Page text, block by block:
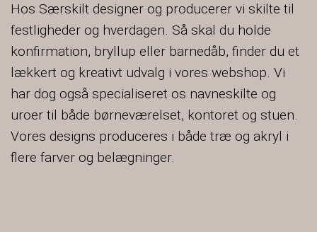
Hos Særskilt designer og producerer vi skilte til
festligheder og hverdagen. Så skal du holde
konfirmation, bryllup eller barnedåb, finder du et
lækkert og kreativt udvalg i vores webshop. Vi
har dog også specialiseret os navneskilte og
uroer til både børneværelset, kontoret og stuen.
Vores designs produceres i både træ og akryl i
flere farver og belægninger.